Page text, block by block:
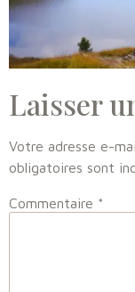
Laisser
Votre adresse e-
obligatoires sont
Commentaire *